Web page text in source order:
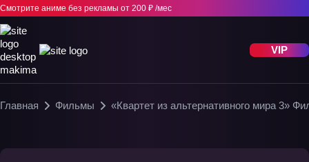
Смотрите аниме без рекламы от 200 ₽ /мес
VIP
Главная Фильмы «Квартет из альтернативного мира 3»